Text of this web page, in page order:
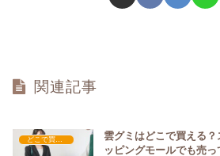
関連記事
どこで買える？-お菓子・スイーツ・アイス
雲グミはどこで買える
ッピングモールでも売